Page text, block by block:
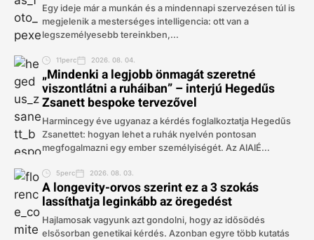
Egy ideje már a munkán és a mindennapi szervezésen túl is
megjelenik a mesterséges intelligencia: ott van a
legszemélyesebb tereinkben,...
11perc 2026. 08. 04.
„Mindenki a legjobb önmagát szeretné
viszontlátni a ruháiban” – interjú Hegedűs
Zsanett bespoke tervezővel
Harmincegy éve ugyanaz a kérdés foglalkoztatja Hegedűs
Zsanettet: hogyan lehet a ruhák nyelvén pontosan
megfogalmazni egy ember személyiségét. Az AIAIÉ...
5perc 2026. 08. 03.
A longevity-orvos szerint ez a 3 szokás
lassíthatja leginkább az öregedést
Hajlamosak vagyunk azt gondolni, hogy az idősödés
elsősorban genetikai kérdés. Azonban egyre több kutatás